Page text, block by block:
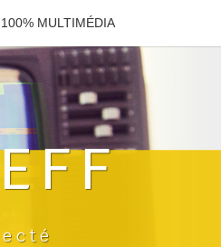
100% MULTIMÉDIA